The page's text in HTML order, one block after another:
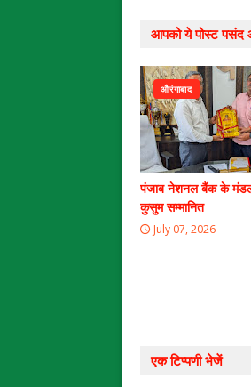
आपको ये पोस्ट
औरंगाबाद
पंजाब नेशनल बैंक के
कुसुम सम्मानित
July 07, 2026
एक टिप्पणी भेजें